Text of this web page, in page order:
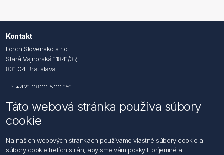
Kontakt
Förch Slovensko s.r.o.
Stará Vajnorská 11841/37,
831 04 Bratislava
Tf: +421 0800 500 151
Email: office@foerch.sk
Kontaktujte nás
Informácie
Táto webová stránka používa súbory
cookie
Na našich webových stránkach používame vlastné súbory cookie a
súbory cookie tretích strán, aby sme vám poskytli príjemné a